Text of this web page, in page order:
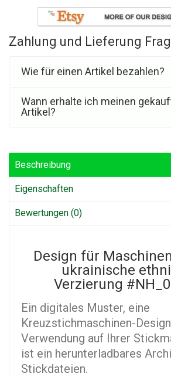
Zahlung und Lieferung
Wie für einen Artikel bezahlen?
Wann erhalte ich meinen
Artikel?
Beschreibung
Eigenschaften
Bewertungen (0)
Design für
ukrainische
Verzierung
Ein digitales Muster, eine
Kreuzstichmaschinen-
Verwendung auf Ihrer
ist ein herunterladbares
Stickdateien.